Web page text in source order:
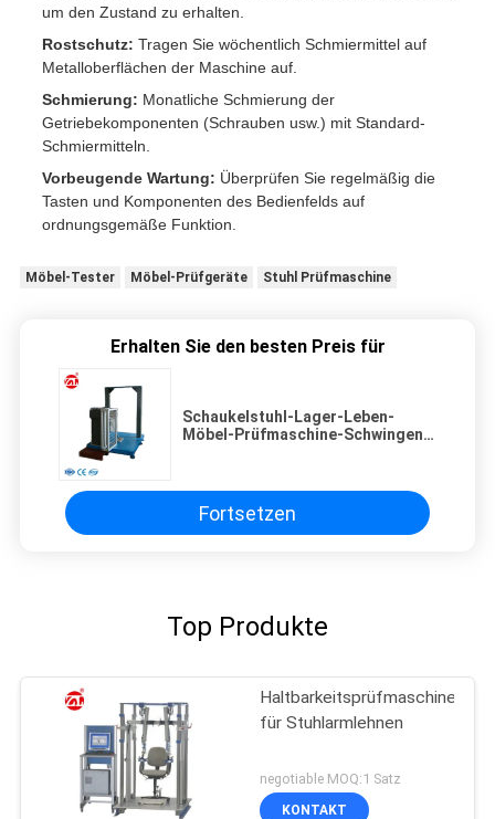
um den Zustand zu erhalten.
Rostschutz: Tragen Sie wöchentlich Schmiermittel auf
Metalloberflächen der Maschine auf.
Schmierung: Monatliche Schmierung der
Getriebekomponenten (Schrauben usw.) mit Standard-
Schmiermitteln.
Vorbeugende Wartung: Überprüfen Sie regelmäßig die
Tasten und Komponenten des Bedienfelds auf
ordnungsgemäße Funktion.
Möbel-Tester Möbel-Prüfgeräte Stuhl Prüfmaschine
Erhalten Sie den besten Preis für
Schaukelstuhl-Lager-Leben-
Möbel-Prüfmaschine-Schwingen-
Fortsetzen
Top Produkte
Haltbarkeitsprüfmaschine
für Stuhlarmlehnen
negotiable MOQ:1 Satz
KONTAKT